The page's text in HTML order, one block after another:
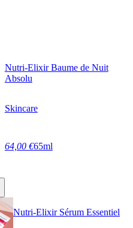
Nutri-Elixir Baume de Nuit
Absolu
Skincare
64,00 €65ml
Nutri-Elixir Sérum Essentiel